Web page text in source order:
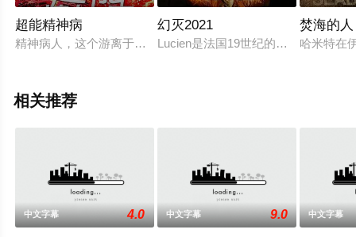
超能精神病
精神病人，这个游离于社会边缘不受法律约束的特殊群体充满
幻灭2021
Lucien是法国19世纪的一位充满抱
焚海的人
哈米特在
相关推荐
中文字幕 4.0 中文字幕 9.0 中文字幕